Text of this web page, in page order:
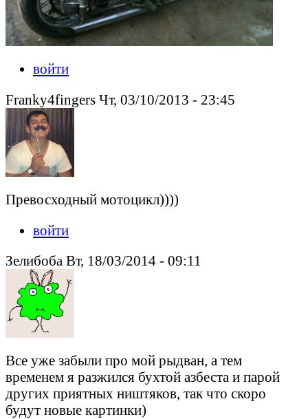
войти
Franky4fingers Чт, 03/10/2013 - 23:45
Превосходный мотоцикл))))
войти
Зелибоба Вт, 18/03/2014 - 09:11
Все уже забыли про мой рыдван, а тем
временем я разжился бухтой азбеста и парой
других приятных ништяков, так что скоро
будут новые картинки)